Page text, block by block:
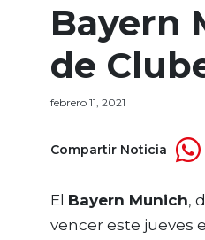
Bayern
de
febrero 11, 2021
Compartir Noticia
El Bayern Munich,
vencer este jueves